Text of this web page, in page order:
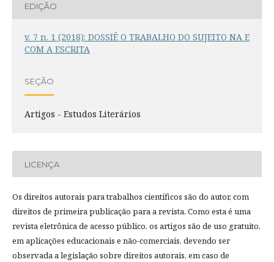
EDIÇÃO
v. 7 n. 1 (2018): DOSSIÊ O TRABALHO DO SUJEITO NA E
COM A ESCRITA
SEÇÃO
Artigos - Estudos Literários
LICENÇA
Os direitos autorais para trabalhos científicos são do autor, com
direitos de primeira publicação para a revista. Como esta é uma
revista eletrônica de acesso público, os artigos são de uso gratuito,
em aplicações educacionais e não-comerciais, devendo ser
observada a legislação sobre direitos autorais, em caso de